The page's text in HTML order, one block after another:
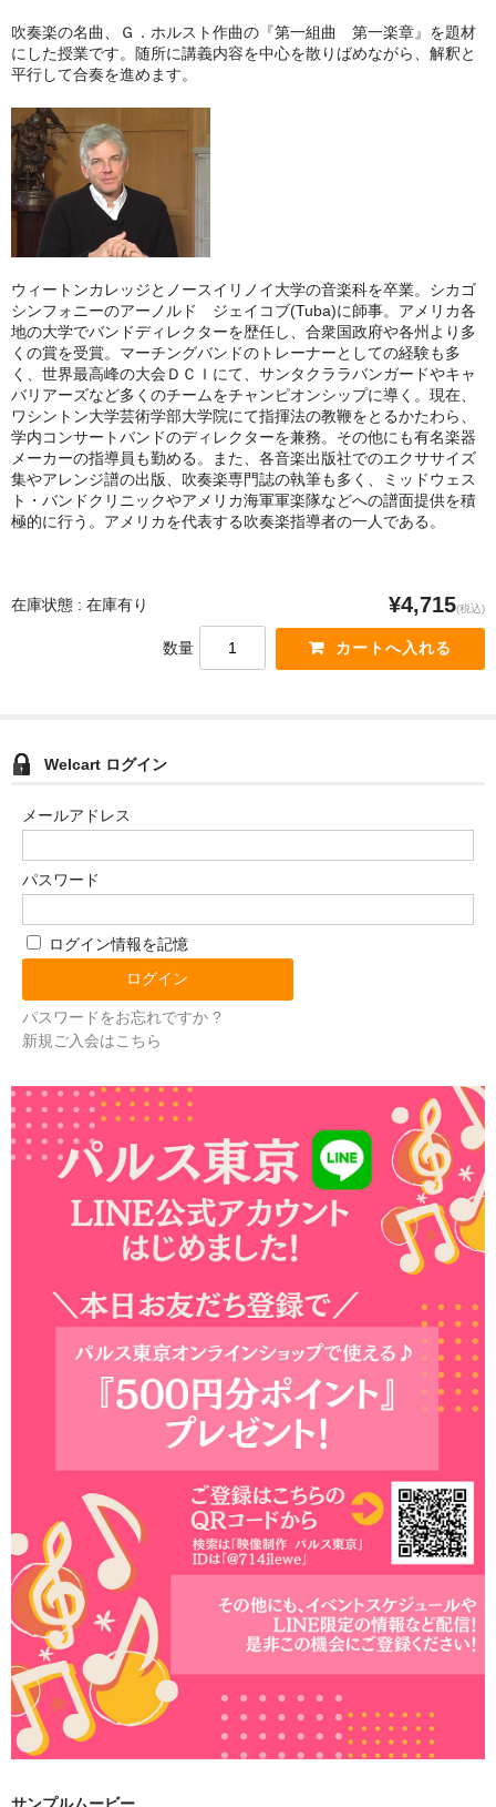
吹奏楽の名曲、Ｇ．ホルスト作曲の『第一組曲 第一楽章』を題材
にした授業です。随所に講義内容を中心を散りばめながら、解釈と
平行して合奏を進めます。
ウィートンカレッジとノースイリノイ大学の音楽科を卒業。シカゴ
シンフォニーのアーノルド ジェイコブ(Tuba)に師事。アメリカ各
地の大学でバンドディレクターを歴任し、合衆国政府や各州より多
くの賞を受賞。マーチングバンドのトレーナーとしての経験も多
く、世界最高峰の大会ＤＣＩにて、サンタクララバンガードやキャ
バリアーズなど多くのチームをチャンピオンシップに導く。現在、
ワシントン大学芸術学部大学院にて指揮法の教鞭をとるかたわら、
学内コンサートバンドのディレクターを兼務。その他にも有名楽器
メーカーの指導員も勤める。また、各音楽出版社でのエクササイズ
集やアレンジ譜の出版、吹奏楽専門誌の執筆も多く、ミッドウェス
ト・バンドクリニックやアメリカ海軍軍楽隊などへの譜面提供を積
極的に行う。アメリカを代表する吹奏楽指導者の一人である。
在庫状態 : 在庫有り ¥4,715(税込)
数量
Welcart ログイン
メールアドレス
パスワード
ログイン情報を記憶
パスワードをお忘れですか ?
新規ご入会はこちら
サンプルムービー